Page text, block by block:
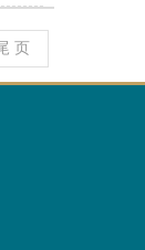
页